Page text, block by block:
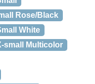
Rose/Black
White
small Multicolor